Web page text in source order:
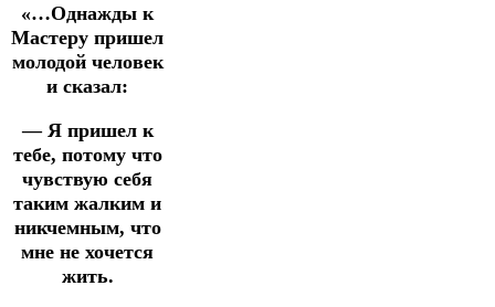
«…Однажды к
Мастеру пришел
молодой человек
и сказал:
— Я пришел к
тебе, потому что
чувствую себя
таким жалким и
никчемным, что
мне не хочется
жить.